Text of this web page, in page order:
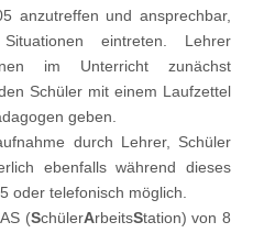
anzutreffen und ansprechbar,
eintreten. Lehrer
im Unterricht zunächst
Schüler mit einem Laufzettel
geben.
durch Lehrer, Schüler
ebenfalls während dieses
oder telefonisch möglich.
(SchülerArbeitsStation) von 8